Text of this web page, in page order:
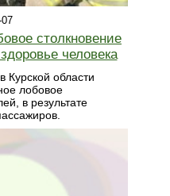
столкновение
человека
области
лобовое
в результате